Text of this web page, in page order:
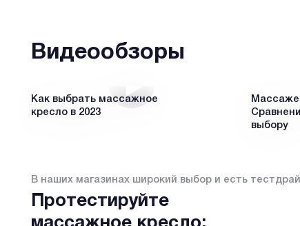
Видеообзоры
Как выбрать массажное
кресло в 2023
выбору
В наших магазинах широкий выбор и есть
Протестируйте